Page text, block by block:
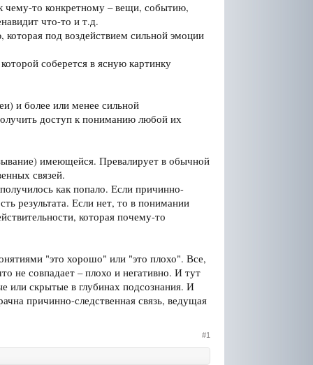
чему-то конкретному – вещи, событию,
что-то и т.д.
под воздействием сильной эмоции
соберется в ясную картинку
и более или менее сильной
доступ к пониманию любой их
имеющейся. Превалирует в обычной
связей.
как попало. Если причинно-
результата. Если нет, то в понимании
которая почему-то
"это хорошо" или "это плохо". Все,
не совпадает – плохо и негативно. И тут
или скрытые в глубинах подсознания. И
причинно-следственная связь, ведущая
#1